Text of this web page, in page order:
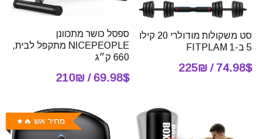
סט משקולות מודולרי 20 קילו
5 ב-1 FITPLAM
74.98$ / 225₪
ספסל כושר מתכוונן
NICEPEOPLE מתקפל לבית,
660 ק״ג
69.98$ / 210₪
מחיר אש 🔥